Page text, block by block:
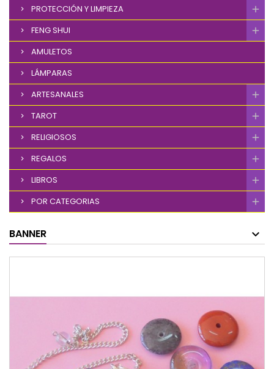
PROTECCIÓN Y LIMPIEZA
FENG SHUI
AMULETOS
LÁMPARAS
ARTESANALES
TAROT
RELIGIOSOS
REGALOS
LIBROS
POR CATEGORIAS
BANNER